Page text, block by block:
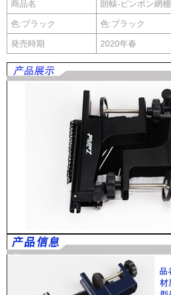
商品名 朗轅-ピンポン網棚
色:ブラック 色:ブラック
発売時期 2020年春